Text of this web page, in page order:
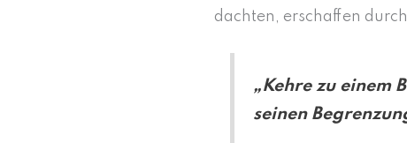
dachten, erschaffen
„Kehre zu einem
seinen